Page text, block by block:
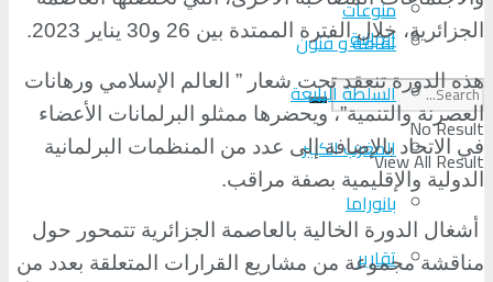
منوعات
ثقافة و فنون
No Result
View All Result
الجالية
السلطة الرابعة
المغرب الكبير
بانوراما
تقارير
الجزائرية، خلال الفترة الممتدة بين 26 و30 يناير 2023
.
هذه الدورة تنعقد تحت شعار ” العالم الإسلامي ورهانات
العصرنة والتنمية”، ويحضرها ممثلو البرلمانات الأعضاء
في الاتحاد بالإضافة إلى عدد من المنظمات البرلمانية
الدولية والإقليمية بصفة مراقب.
أشغال الدورة الخالية بالعاصمة الجزائرية تتمحور حول
مناقشة مجموعة من مشاريع القرارات المتعلقة بعدد من